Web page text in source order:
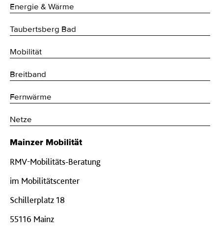
Energie & Wärme
Taubertsberg Bad
Mobilität
Breitband
Fernwärme
Netze
Mainzer Mobilität
RMV-Mobilitäts-Beratung
im Mobilitätscenter
Schillerplatz 18
55116 Mainz